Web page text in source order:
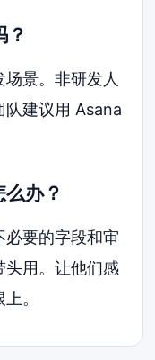
？
景。非研发人
队建议用 Asana
办？
必要的字段和审
头用。让他们感
。